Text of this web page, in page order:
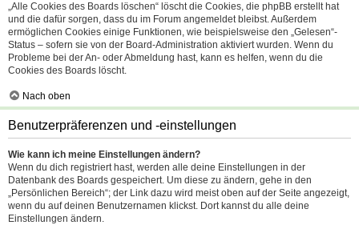
„Alle Cookies des Boards löschen“ löscht die Cookies, die phpBB erstellt hat
und die dafür sorgen, dass du im Forum angemeldet bleibst. Außerdem
ermöglichen Cookies einige Funktionen, wie beispielsweise den „Gelesen“-
Status – sofern sie von der Board-Administration aktiviert wurden. Wenn du
Probleme bei der An- oder Abmeldung hast, kann es helfen, wenn du die
Cookies des Boards löscht.
Nach oben
Benutzerpräferenzen und -einstellungen
Wie kann ich meine Einstellungen ändern?
Wenn du dich registriert hast, werden alle deine Einstellungen in der
Datenbank des Boards gespeichert. Um diese zu ändern, gehe in den
„Persönlichen Bereich“; der Link dazu wird meist oben auf der Seite angezeigt,
wenn du auf deinen Benutzernamen klickst. Dort kannst du alle deine
Einstellungen ändern.